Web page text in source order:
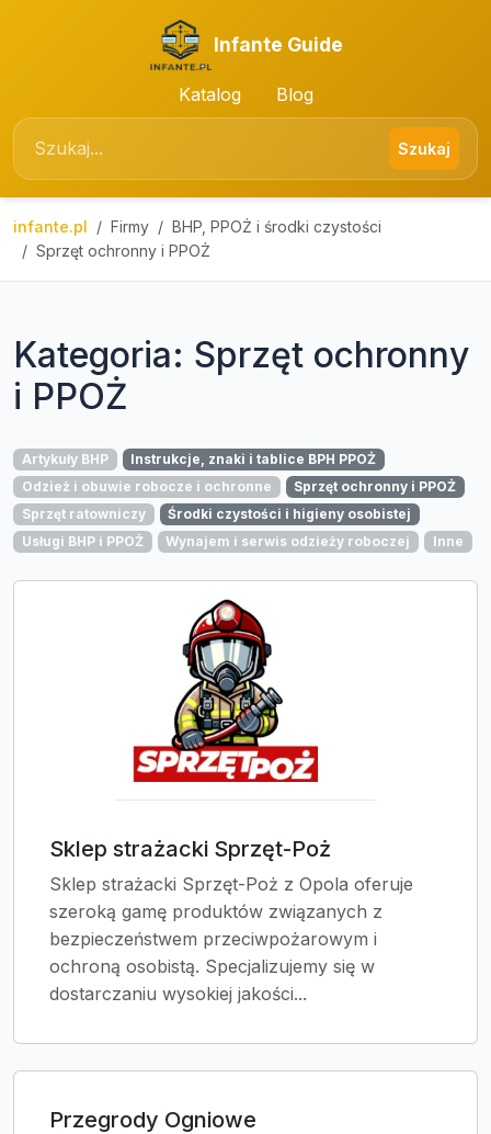
Infante Guide
Katalog Blog
Szukaj
infante.pl Firmy
BHP, PPOŻ i środki czystości
Sprzęt ochronny i PPOŻ
Kategoria: Sprzęt ochronny
i PPOŻ
Artykuły BHP
Instrukcje, znaki i tablice BPH PPOŻ
Odzież i obuwie robocze i ochronne
Sprzęt ochronny i PPOŻ
Sprzęt ratowniczy
Środki czystości i higieny osobistej
Usługi BHP i PPOŻ
Wynajem i serwis odzieży roboczej Inne
Sklep strażacki Sprzęt-Poż
Sklep strażacki Sprzęt-Poż z Opola oferuje
szeroką gamę produktów związanych z
bezpieczeństwem przeciwpożarowym i
ochroną osobistą. Specjalizujemy się w
dostarczaniu wysokiej jakości...
Przegrody Ogniowe